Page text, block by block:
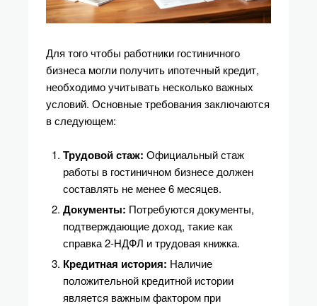
Для того чтобы работники гостиничного
бизнеса могли получить ипотечный кредит,
необходимо учитывать несколько важных
условий. Основные требования заключаются
в следующем:
Трудовой стаж: Официальный стаж
работы в гостиничном бизнесе должен
составлять не менее 6 месяцев.
Документы: Потребуются документы,
подтверждающие доход, такие как
справка 2-НДФЛ и трудовая книжка.
Кредитная история: Наличие
положительной кредитной истории
является важным фактором при